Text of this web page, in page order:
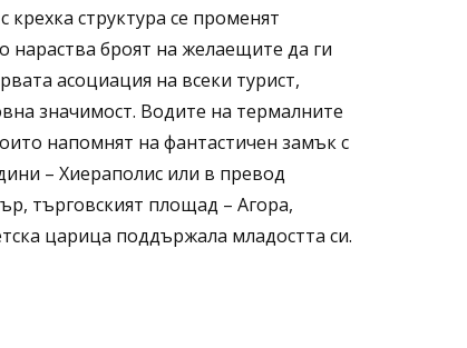
структура се променят
броят на желаещите да ги
асоциация на всеки турист,
значимост. Водите на термалните
напомнят на фантастичен замък с
– Хиераполис или в превод
търговският площад – Агора,
царица поддържала младостта си.